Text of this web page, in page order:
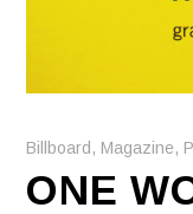
Billboard , Magazine,
ONE